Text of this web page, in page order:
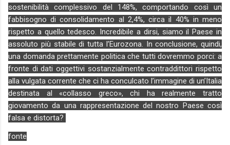
sostenibilità complessivo del 148%, comportando così un
fabbisogno di consolidamento al 2,4%, circa il 40% in meno
rispetto a quello tedesco. Incredibile a dirsi, siamo il Paese in
assoluto più stabile di tutta l’Eurozona. In conclusione, quindi,
una domanda prettamente politica che tutti dovremmo porci: a
fronte di dati oggettivi sostanzialmente contraddittori rispetto
alla vulgata corrente che ci ha conculcato l’immagine di un’Italia
destinata al «collasso greco», chi ha realmente tratto
giovamento da una rappresentazione del nostro Paese così
falsa e distorta?
fonte